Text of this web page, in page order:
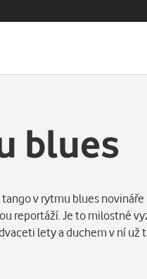
blues
v rytmu blues
reportáží. Je to milostné
lety a duchem v ní už